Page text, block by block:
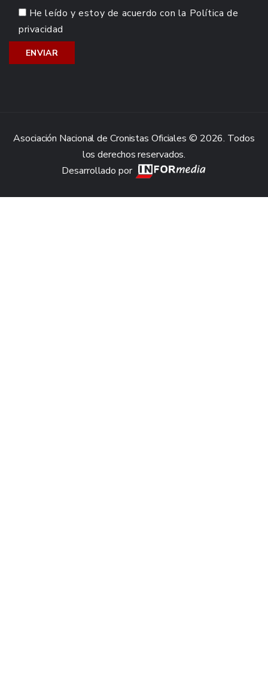
He leído y estoy de acuerdo con la Política de
privacidad
Asociación Nacional de Cronistas Oficiales © 2026. Todos
los derechos reservados.
Desarrollado por